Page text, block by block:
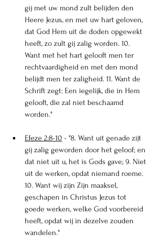
gij met uw mond zult belijden den
Heere Jezus, en met uw hart geloven,
dat God Hem uit de doden opgewekt
heeft, zo zult gij zalig worden. 10.
Want met het hart gelooft men ter
rechtvaardigheid en met den mond
belijdt men ter zaligheid. 11. Want de
Schrift zegt: Een iegelijk, die in Hem
gelooft, die zal niet beschaamd
worden."
Efeze 2:8-10 - "8. Want uit genade zijt
gij zalig geworden door het geloof; en
dat niet uit u, het is Gods gave; 9. Niet
uit de werken, opdat niemand roeme.
10. Want wij zijn Zijn maaksel,
geschapen in Christus Jezus tot
goede werken, welke God voorbereid
heeft, opdat wij in dezelve zouden
wandelen."